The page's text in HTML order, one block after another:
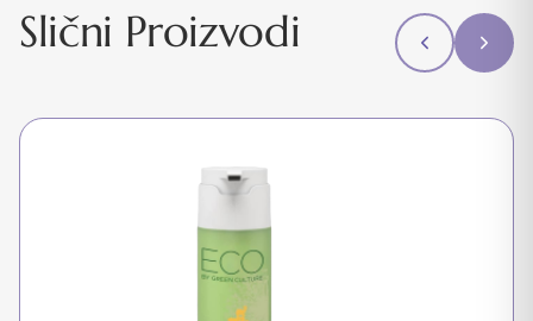
Slični Proizvodi